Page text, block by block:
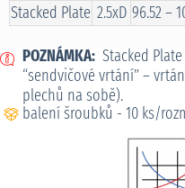
Stacked Plate 2.5xD 96.52 –
POZNÁMKA: Stacked
“sendvičové vrtání” –
plechů na sobě).
balení šroubků - 10 ks/